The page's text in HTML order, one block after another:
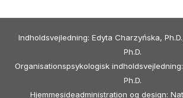
Indholdsvejledning: Edyta Charzyńska,
Ph.D.
Organisationspsykologisk
Ph.D.
Hjemmesideadministration og design: